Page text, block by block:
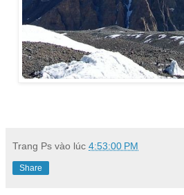
Trang Ps vào lúc 4:53:00 PM
Share